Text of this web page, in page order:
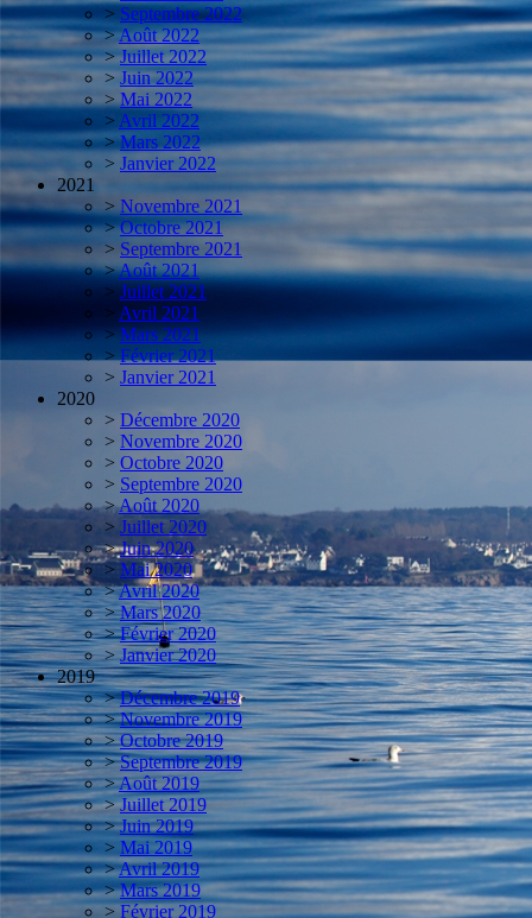
> Septembre 2022
>Août 2022
> Juillet 2022
> Juin 2022
> Mai 2022
> Avril 2022
> Mars 2022
> Janvier 2022
2021
> Novembre 2021
> Octobre 2021
> Septembre 2021
>Août 2021
> Juillet 2021
> Avril 2021
> Mars 2021
> Février 2021
> Janvier 2021
2020
> Décembre 2020
> Novembre 2020
> Octobre 2020
> Septembre 2020
>Août 2020
> Juillet 2020
> Juin 2020
> Mai 2020
>Avril 2020
> Mars 2020
> Février 2020
> Janvier 2020
2019
> Décembre 2019
> Novembre 2019
> Octobre 2019
> Septembre 2019
>Août 2019
> Juillet 2019
> Juin 2019
> Mai 2019
>Avril 2019
> Mars 2019
> Février 2019